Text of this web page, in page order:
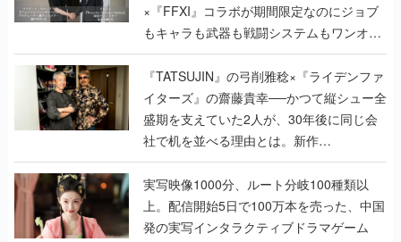
×『FFXI』コラボが期間限定なのにジョブ
もキャラも武器も戦闘システムもワンオフ
で作り込まれた理由を両ディレクターに聞
く
『TATSUJIN』の弓削雅稔×『ライデンファ
イターズ』の齋藤貴幸──かつて縦シュー全
盛期を支えていた2人が、30年後に同じ会
社で机を並べる理由とは。新作
『TATSUJIN EXTREME』で初タッグを組
んだレジェンド2人に訊く開発秘話
実写映像1000分、ルート分岐100種類以
上。配信開始5日で100万本を売った、中国
発の実写インタラクティブドラマゲーム